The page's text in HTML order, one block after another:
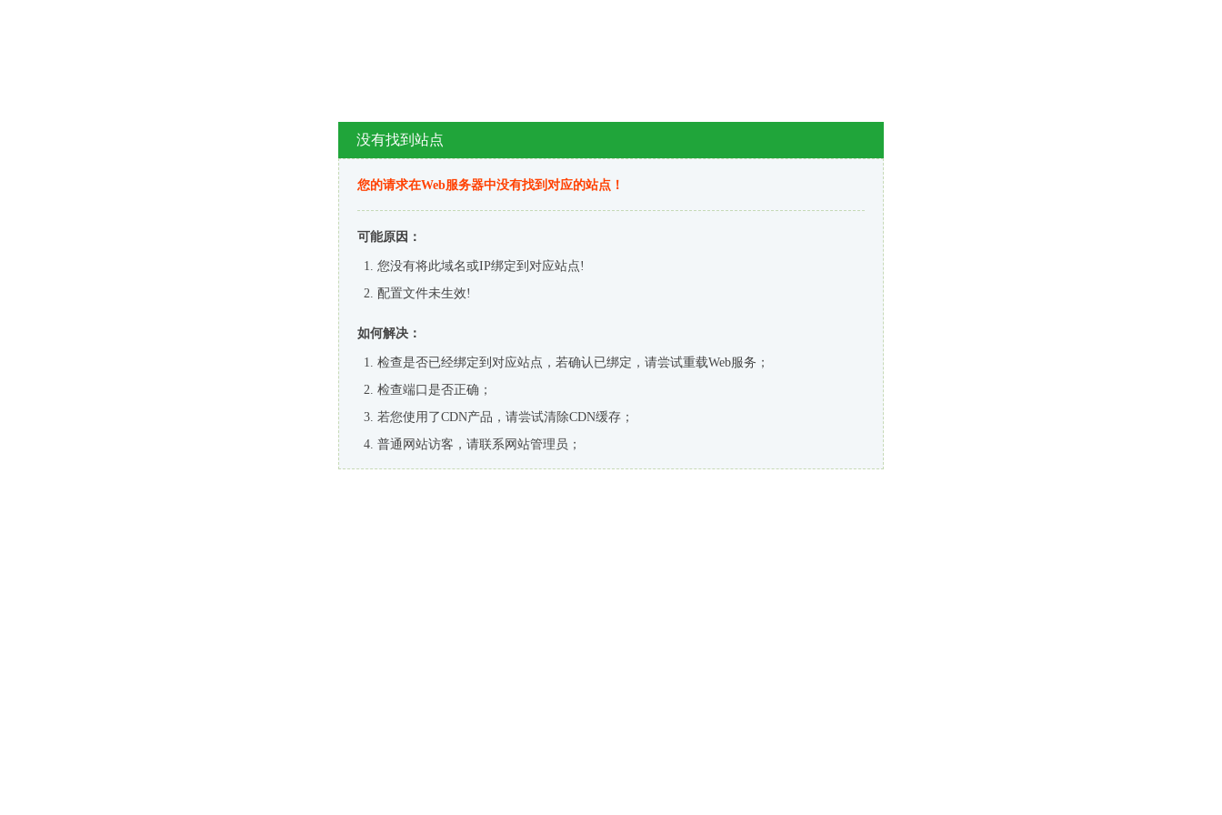
没有找到站点
您的请求在Web服务器中没有找到对应的站点！
可能原因：
您没有将此域名或IP绑定到对应站点!
配置文件未生效!
如何解决：
检查是否已经绑定到对应站点，若确认已绑定，请尝试重载Web服务；
检查端口是否正确；
若您使用了CDN产品，请尝试清除CDN缓存；
普通网站访客，请联系网站管理员；